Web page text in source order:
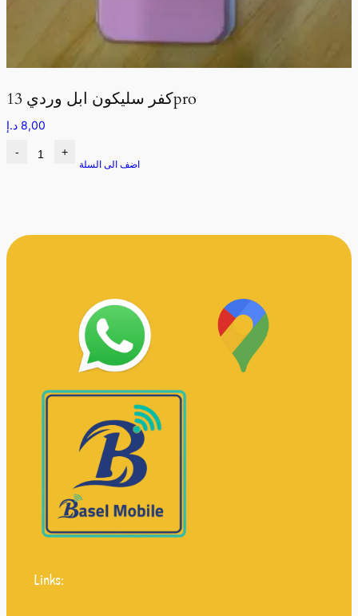
كفر سليكون ابل وردي 13pro
8,00 د.إ
- +
اضف الى السلة
Links: